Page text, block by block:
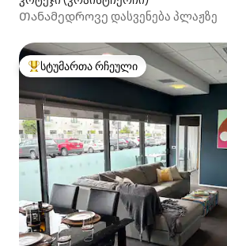
Თანამედროვე დასვენება პლაჟზე
სტუმართა რჩეული მოწინავე ვარიანტი
სტუმართა რჩეული